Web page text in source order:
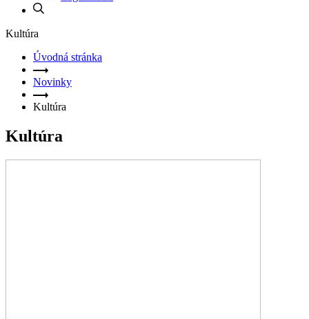
Kultúra
Úvodná stránka
Novinky
Kultúra
Kultúra